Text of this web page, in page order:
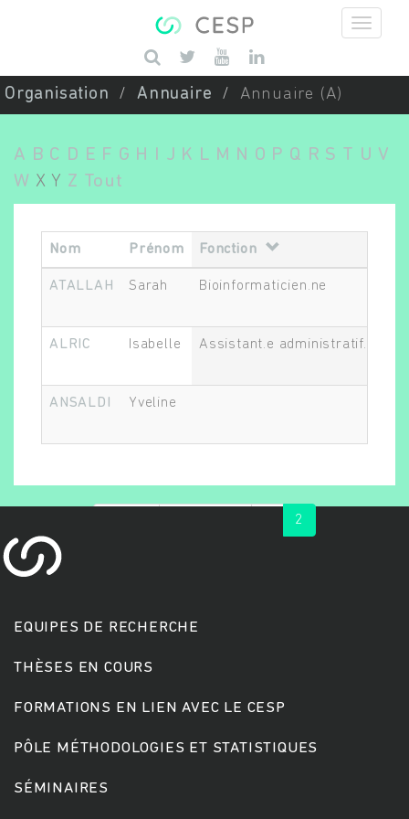
Saisissez vos mots-clés
Organisation Annuaire Annuaire (A)
A B C D E F G H J K L M N O P Q R S T U V
W X Y Z Tout
Nom Prénom Fonction
ATALLAH Sarah Bioinformaticien.ne
ALRIC Isabelle Assistant.e administratif.ve et
ANSALDI Yveline
2
EQUIPES DE RECHERCHE
THÈSES EN COURS
FORMATIONS EN LIEN AVEC LE CESP
PÔLE MÉTHODOLOGIES ET STATISTIQUES
SÉMINAIRES